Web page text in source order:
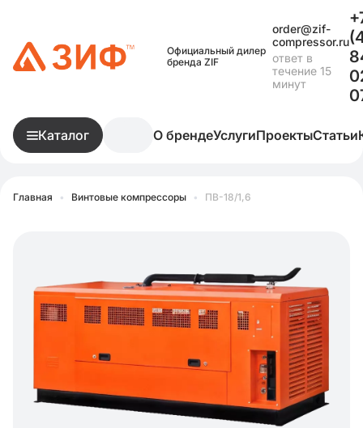
Официальный дилер
бренда ZIF
order@zif-
compressor.ru
ответ в
течение 15
минут
Каталог О брендеУслугиПроектыСтатьи
Главная • Винтовые компрессоры • ПВ-18/1,6